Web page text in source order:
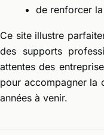
de renforcer la
Ce site illustre
des supports
attentes des
pour accompagner la
années à venir.